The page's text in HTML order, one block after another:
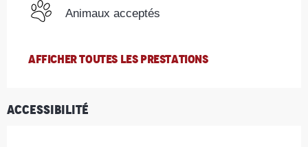
Animaux acceptés
AFFICHER TOUTES LES PRESTATIONS
Accessibilité